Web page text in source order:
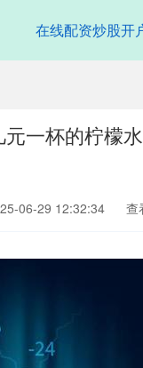
在线配资炒股开
一杯的柠檬
06-29 12:32:34 查